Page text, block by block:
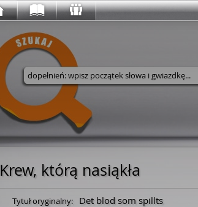
Wyszukaj w serwisie
Krew, którą nasiąkła
Tytuł oryginalny: Det blod som spillts